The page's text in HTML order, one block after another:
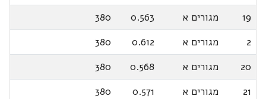
19
מגורים א 0.563
380
2
מגורים א 0.612
380
20
מגורים א 0.568
380
21
מגורים א 0.571
380